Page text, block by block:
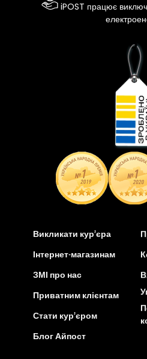
iPOST працює
Викликати кур’єра
Інтернет-магазинам
ЗМІ про нас
Приватним клієнтам
Стати кур’єром
Блог Айпост